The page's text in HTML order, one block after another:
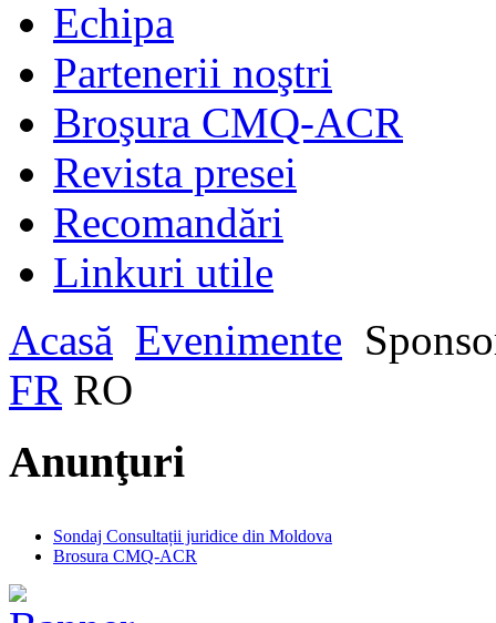
Echipa
Partenerii noştri
Broşura CMQ-ACR
Revista presei
Recomandări
Linkuri utile
Acasă Evenimente
FR RO
Anunţuri
Sondaj Consultații juridice din Moldova
Brosura CMQ-ACR